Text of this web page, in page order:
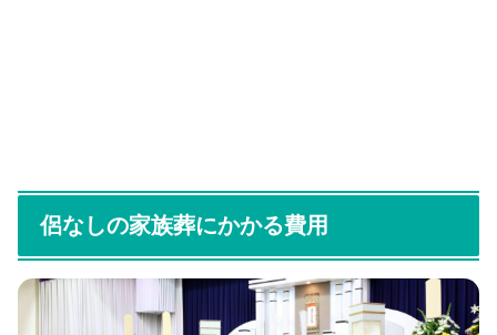
侶なしの家族葬にかかる費用